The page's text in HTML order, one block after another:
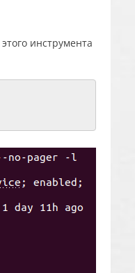
инструмента